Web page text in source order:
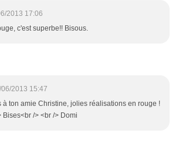
2013 17:06
c'est superbe!! Bisous.
06/2013 15:47
à ton amie Christine, jolies réalisations en rouge !
Bises<br /> <br /> Domi